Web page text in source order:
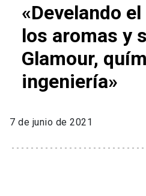
«Develando
los aromas y
Glamour,
ingeniería»
7 de junio de 2021